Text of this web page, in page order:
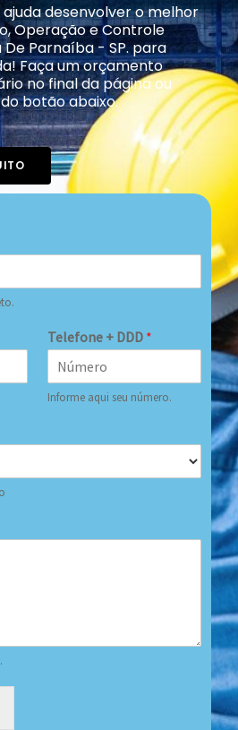
ajuda desenvolver o melhor
Operação e Controle
Parnaíba - SP. para
Faça um orçamento
no final da página ou
botão abaixo.
Telefone + DDD *
Informe aqui seu número.